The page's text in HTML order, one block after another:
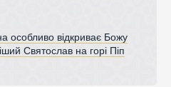
особливо відкриває Божу
Святослав на горі Піп